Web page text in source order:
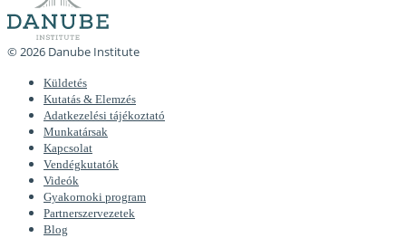
© 2026 Danube Institute
Küldetés
Kutatás & Elemzés
Adatkezelési tájékoztató
Munkatársak
Kapcsolat
Vendégkutatók
Videók
Gyakornoki program
Partnerszervezetek
Blog